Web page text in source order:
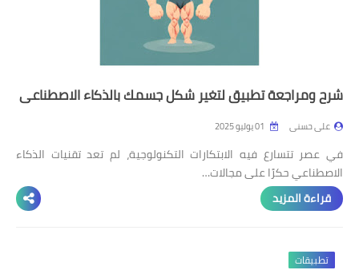
شرح ومراجعة تطبيق لتغير شكل جسمك بالذكاء الاصطناعي
على حسنى
في عصر تتسارع فيه الابتكارات التكنولوجية، لم تعد تقنيات الذكاء
الاصطناعي حكرًا على مجالات…
قراءة المزيد
تطبيقات